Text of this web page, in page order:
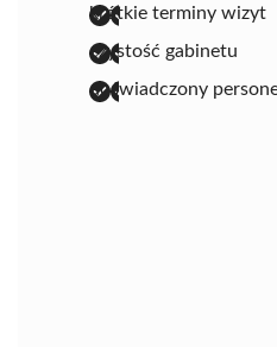
krótkie terminy wizyt
czystość gabinetu
doświadczony